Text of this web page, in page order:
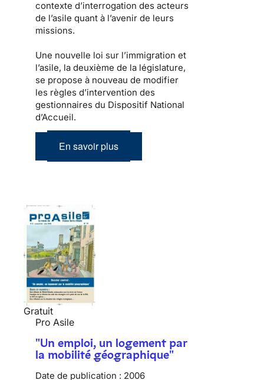
contexte d’interrogation des acteurs
de l’asile quant à l’avenir de leurs
missions.
Une nouvelle loi sur l’immigration et
l’asile, la deuxième de la législature,
se propose à nouveau de modifier
les règles d’intervention des
gestionnaires du Dispositif National
d’Accueil.
En savoir plus
Gratuit
Pro Asile
"Un emploi, un logement par
la mobilité géographique"
Date de publication : 2006